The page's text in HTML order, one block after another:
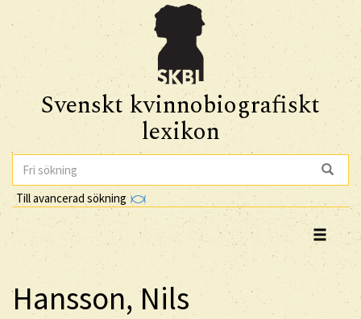
Svenskt kvinnobiografiskt
lexikon
Till avancerad sökning
Hansson, Nils